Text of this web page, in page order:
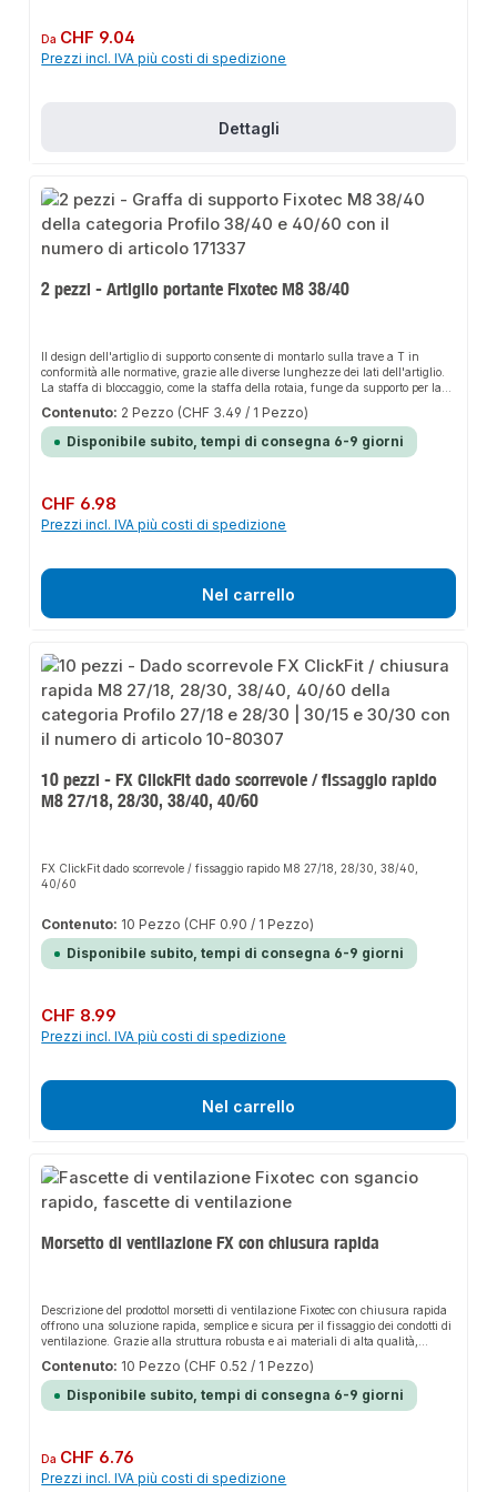
Prezzo normale:
Da CHF 9.04
Prezzi incl. IVA più costi di spedizione
Dettagli
2 pezzi - Artiglio portante Fixotec M8 38/40
Il design dell'artiglio di supporto consente di montarlo sulla trave a T in
conformità alle normative, grazie alle diverse lunghezze dei lati dell'artiglio.
La staffa di bloccaggio, come la staffa della rotaia, funge da supporto per la
rotaia, per cui il fissaggio alla trave in acciaio avviene con due artigli di
supporto in ogni caso.
Contenuto: 2 Pezzo (CHF 3.49 / 1 Pezzo)
Disponibile subito, tempi di consegna 6-9 giorni
Prezzo normale:
CHF 6.98
Prezzi incl. IVA più costi di spedizione
Nel carrello
10 pezzi - FX ClickFit dado scorrevole / fissaggio rapido
M8 27/18, 28/30, 38/40, 40/60
FX ClickFit dado scorrevole / fissaggio rapido M8 27/18, 28/30, 38/40,
40/60
Contenuto: 10 Pezzo (CHF 0.90 / 1 Pezzo)
Disponibile subito, tempi di consegna 6-9 giorni
Prezzo normale:
CHF 8.99
Prezzi incl. IVA più costi di spedizione
Nel carrello
Morsetto di ventilazione FX con chiusura rapida
Descrizione del prodottoI morsetti di ventilazione Fixotec con chiusura rapida
offrono una soluzione rapida, semplice e sicura per il fissaggio dei condotti di
ventilazione. Grazie alla struttura robusta e ai materiali di alta qualità,
garantiscono una tenuta perfetta e si adattano in modo flessibile a diversi
sistemi di tubature. Il design robusto e la facilità di installazione rendono
questo prodotto una scelta affidabile per qualsiasi installazione. L'elemento di
fissaggio a sgancio rapido consente una manipolazione particolarmente
maggiore protezione dalla corrosione.Inserto fonoassorbente a coste in
elastomero di alto profiloConnessione filettata stabile con larghezza della
chiave di 13 mmVite di bloccaggio con protezione contro le perdite e blocco a
Contenuto: 10 Pezzo (CHF 0.52 / 1 Pezzo)
Disponibile subito, tempi di consegna 6-9 giorni
Prezzo normale:
Da CHF 6.76
Prezzi incl. IVA più costi di spedizione